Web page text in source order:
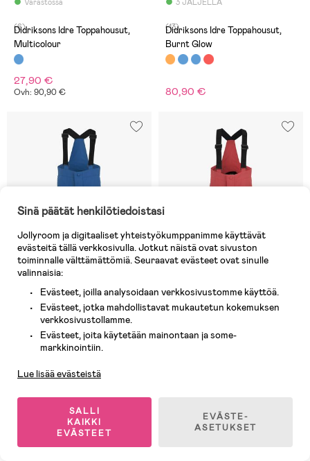
(6)
Didriksons Idre Toppahousut,
Multicolour
27,90 €
Ovh: 90,90 €
(13)
Didriksons Idre Toppahousut,
Burnt Glow
80,90 €
3 JÄLJELLÄ
Didriksons Idre Toppahousut,
80,90 €
Sinä päätät henkilötiedoistasi
Jollyroom ja digitaaliset yhteistyökumppanimme käyttävät
evästeitä tällä verkkosivulla. Jotkut näistä ovat sivuston
toiminnalle välttämättömiä. Seuraavat evästeet ovat sinulle
valinnaisia:
Evästeet, joilla analysoidaan verkkosivustomme käyttöä.
Evästeet, jotka mahdollistavat mukautetun kokemuksen
verkkosivustollamme.
Evästeet, joita käytetään mainontaan ja some-
markkinointiin.
Lue lisää evästeistä
SALLI
KAIKKI
EVÄSTEET
EVÄSTE-
ASETUKSET